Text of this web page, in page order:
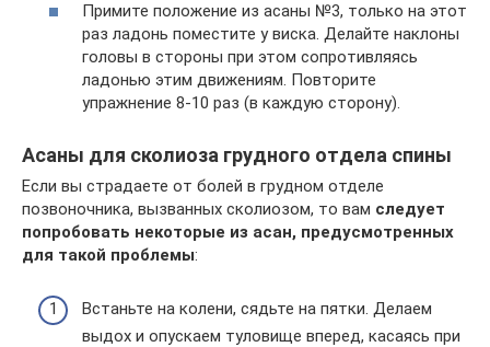
Примите положение из асаны №3, только на этот
раз ладонь поместите у виска. Делайте наклоны
головы в стороны при этом сопротивляясь
ладонью этим движениям. Повторите
упражнение 8-10 раз (в каждую сторону).
Асаны для сколиоза грудного отдела спины
Если вы страдаете от болей в грудном отделе
позвоночника, вызванных сколиозом, то вам следует
попробовать некоторые из асан, предусмотренных
для такой проблемы:
Встаньте на колени, сядьте на пятки. Делаем
выдох и опускаем туловище вперед, касаясь при